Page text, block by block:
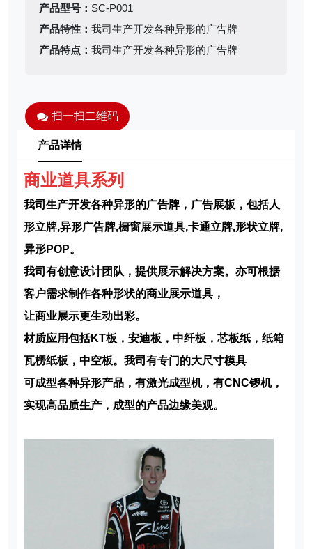
产品型号： SC-P001
产品特性： 我司生产开发各种异形的广告牌
产品特点： 我司生产开发各种异形的广告牌
扫一扫二维码
产品详情
商业道具系列
我司生产开发各种异形的广告牌，广告展板，包括人
形立牌,异形广告牌,橱窗展示道具,卡通立牌,形状立牌,
异形POP。
我司有创意设计团队，提供展示解决方案。亦可根据
客户需求制作各种形状的商业展示道具，
让商业展示更生动出彩。
材质应用包括KT板，安迪板，中纤板，芯板纸，纸箱
瓦楞纸板，中空板。我司有专门的大尺寸模具
可成型各种异形产品，有激光成型机，有CNC锣机，
实现高品质生产，成型的产品边缘美观。